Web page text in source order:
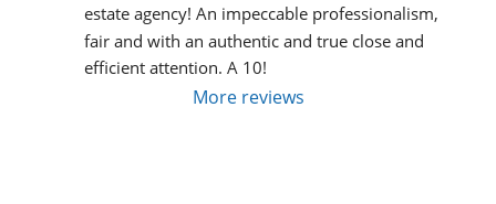
estate agency! An impeccable professionalism,
fair and with an authentic and true close and
efficient attention. A 10!
More reviews